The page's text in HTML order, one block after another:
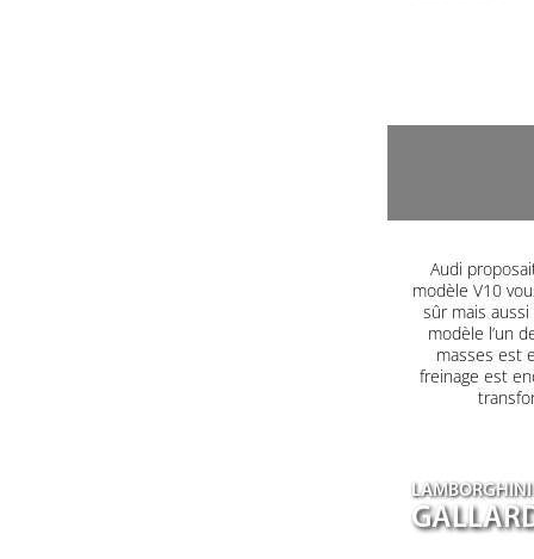
Audi
modèle V10
sûr mais
modèle l’un
masses est
freinage est
LAMBORGHINI